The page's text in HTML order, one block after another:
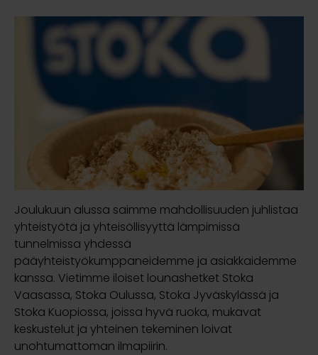
Joulukuun alussa saimme mahdollisuuden juhlistaa
yhteistyötä ja yhteisöllisyyttä lämpimissä
tunnelmissa yhdessä
pääyhteistyökumppaneidemme ja asiakkaidemme
kanssa. Vietimme iloiset lounashetket Stoka
Vaasassa, Stoka Oulussa, Stoka Jyväskylässä ja
Stoka Kuopiossa, joissa hyvä ruoka, mukavat
keskustelut ja yhteinen tekeminen loivat
unohtumattoman ilmapiirin.